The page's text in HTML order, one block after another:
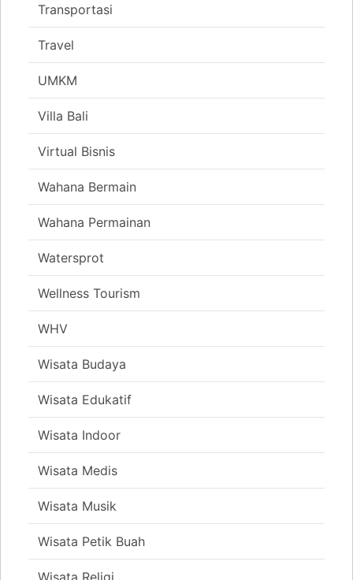
Transportasi
Travel
UMKM
Villa Bali
Virtual Bisnis
Wahana Bermain
Wahana Permainan
Watersprot
Wellness Tourism
WHV
Wisata Budaya
Wisata Edukatif
Wisata Indoor
Wisata Medis
Wisata Musik
Wisata Petik Buah
Wisata Religi